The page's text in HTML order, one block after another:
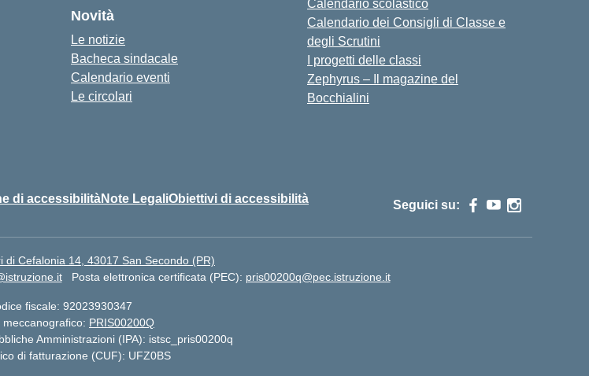
Novità
Le notizie
Bacheca sindacale
Calendario eventi
Le circolari
Calendario scolastico
Calendario dei Consigli di Classe e
degli Scrutini
I progetti delle classi
Zephyrus – Il magazine del
Bocchialini
di accessibilitàNote LegaliObiettivi di accessibilità Seguici su:
di Cefalonia 14, 43017 San Secondo (PR)
Posta elettronica certificata (PEC): pris00200q@pec.istruzione.it
fiscale: 92023930347
meccanografico: PRIS00200Q
Amministrazioni (IPA): istsc_pris00200q
di fatturazione (CUF): UFZ0BS